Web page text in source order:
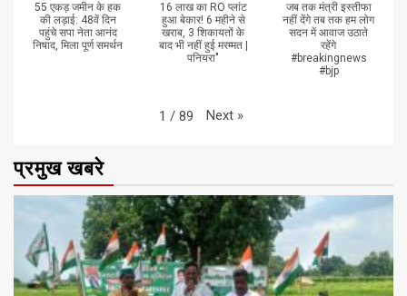
55 एकड़ जमीन के हक
की लड़ाई: 48वें दिन
पहुंचे सपा नेता आनंद
निषाद, मिला पूर्ण समर्थन
16 लाख का RO प्लांट
हुआ बेकार! 6 महीने से
खराब, 3 शिकायतों के
बाद भी नहीं हुई मरम्मत |
पनियरा"
जब तक मंत्री इस्तीफा
नहीं देंगे तब तक हम लोग
सदन में आवाज उठाते
रहेंगे
#breakingnews
#bjp
1 / 89 Next »
प्रमुख खबरे